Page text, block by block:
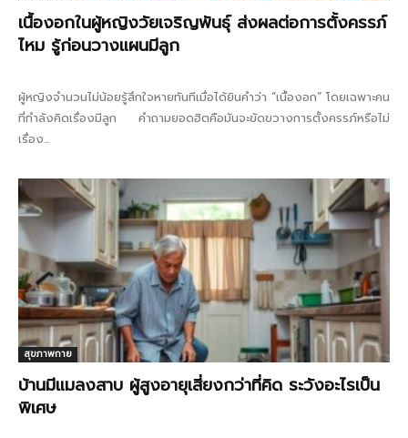
เนื้องอกในผู้หญิงวัยเจริญพันธุ์ ส่งผลต่อการตั้งครรภ์
ไหม รู้ก่อนวางแผนมีลูก
ผู้หญิงจำนวนไม่น้อยรู้สึกใจหายทันทีเมื่อได้ยินคำว่า “เนื้องอก” โดยเฉพาะคน
ที่กำลังคิดเรื่องมีลูก คำถามยอดฮิตคือมันจะขัดขวางการตั้งครรภ์หรือไม่
เรื่อง...
สุขภาพกาย
บ้านมีแมลงสาบ ผู้สูงอายุเสี่ยงกว่าที่คิด ระวังอะไรเป็น
พิเศษ